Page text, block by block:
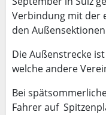
Verbindung mit der
den
Die Außenstrecke
welche andere
Bei
Fahrer auf